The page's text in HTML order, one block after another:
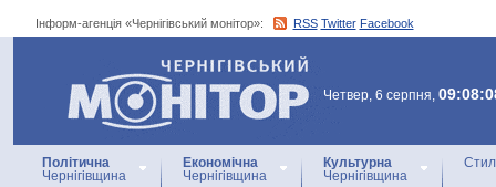
Інформ-агенція «Чернігівський монітор»: RSS Twitter Facebook
Інформ-агенція
«Чернігівський монітор»
Четвер, 6 серпня,
Політична
Чернігівщина
Економічна
Чернігівщина
Культурна
Чернігівщина